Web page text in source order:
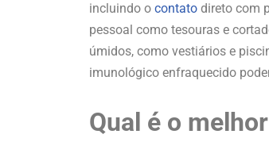
incluindo o contato direto com
pessoal como tesouras e
úmidos, como vestiários e
imunológico enfraquecido
Qual é o